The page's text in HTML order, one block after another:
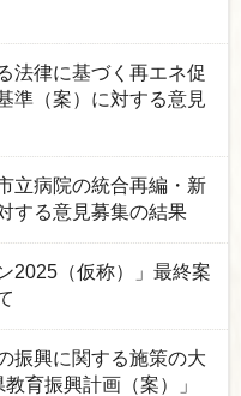
法律に基づく再エネ促
準（案）に対する意見
立病院の統合再編・新
する意見募集の結果
2025（仮称）」最終案
振興に関する施策の大
育振興計画（案）」